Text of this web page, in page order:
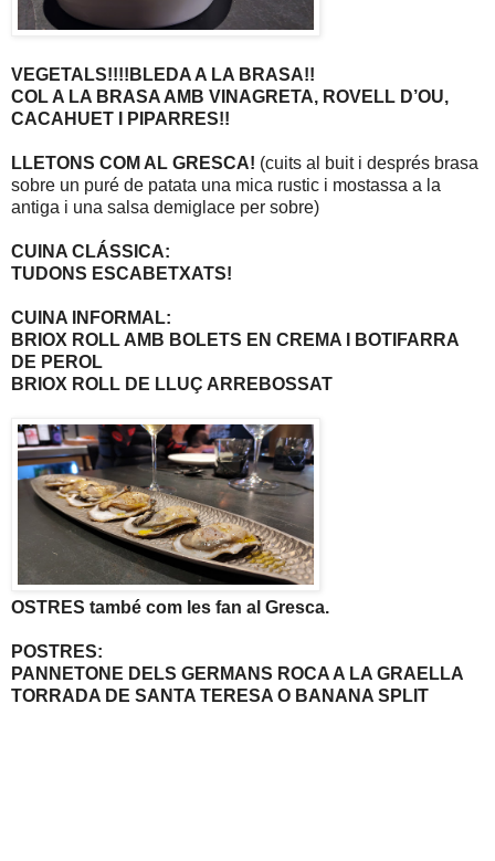
VEGETALS!!!!BLEDA A LA BRASA!!
COL A LA BRASA AMB VINAGRETA, ROVELL D’OU,
CACAHUET I PIPARRES!!
LLETONS COM AL GRESCA! (cuits al buit i després brasa
sobre un puré de patata una mica rustic i mostassa a la
antiga i una salsa demiglace per sobre)
CUINA CLÁSSICA:
TUDONS ESCABETXATS!
CUINA INFORMAL:
BRIOX ROLL AMB BOLETS EN CREMA I BOTIFARRA
DE PEROL
BRIOX ROLL DE LLUÇ ARREBOSSAT
OSTRES també com les fan al Gresca.
POSTRES:
PANNETONE DELS GERMANS ROCA A LA GRAELLA
TORRADA DE SANTA TERESA O BANANA SPLIT